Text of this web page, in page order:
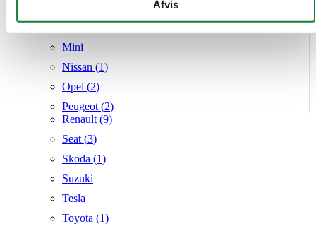
givet dem, eller som de har indsamlet fra din brug af deres
tjenester.
Afvis
Mini
Nissan (1)
Opel (2)
Peugeot (2)
Renault (9)
Seat (3)
Skoda (1)
Suzuki
Tesla
Toyota (1)